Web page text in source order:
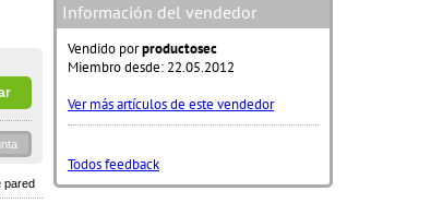
pared
Información del vendedor
Vendido porproductosec
Miembro desde: 22.05.2012
Ver más artículos de este vendedor
Todos feedback